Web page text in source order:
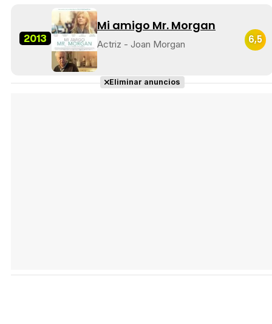
2013
Mi amigo Mr. Morgan
Actriz - Joan Morgan 6,5
Eliminar anuncios